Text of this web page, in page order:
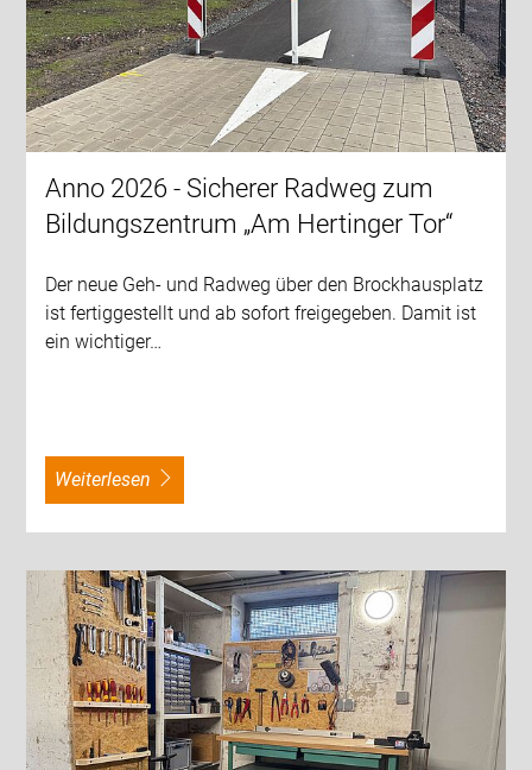
Anno 2026 - Sicherer Radweg zum
Bildungszentrum „Am Hertinger Tor“
Der neue Geh- und Radweg über den Brockhausplatz
ist fertiggestellt und ab sofort freigegeben. Damit ist
ein wichtiger…
weiterlesen